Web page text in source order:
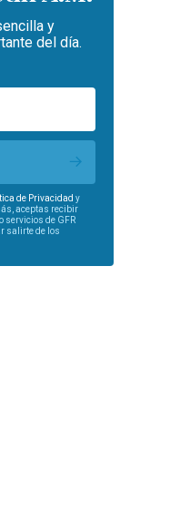
y
del día.
de Privacidad y
aceptas recibir
servicios de GFR
salirte de los